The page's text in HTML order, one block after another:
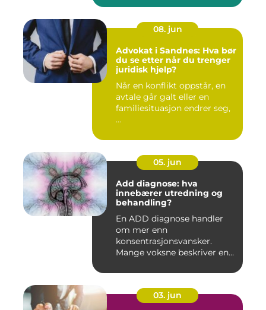
08. jun
Advokat i Sandnes: Hva bør
du se etter når du trenger
juridisk hjelp?
Når en konflikt oppstår, en
avtale går galt eller en
familiesituasjon endrer seg,
...
05. jun
Add diagnose: hva
innebærer utredning og
behandling?
En ADD diagnose handler
om mer enn
konsentrasjonsvansker.
Mange voksne beskriver en
03. jun